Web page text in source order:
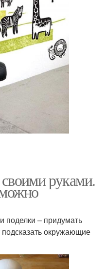
руками.
поделки – придумать
окружающие